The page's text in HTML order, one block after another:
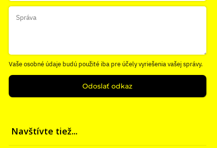
Vaše osobné údaje budú použité iba pre účely vyriešenia vašej správy.
Odoslať odkaz
Navštívte tiež...